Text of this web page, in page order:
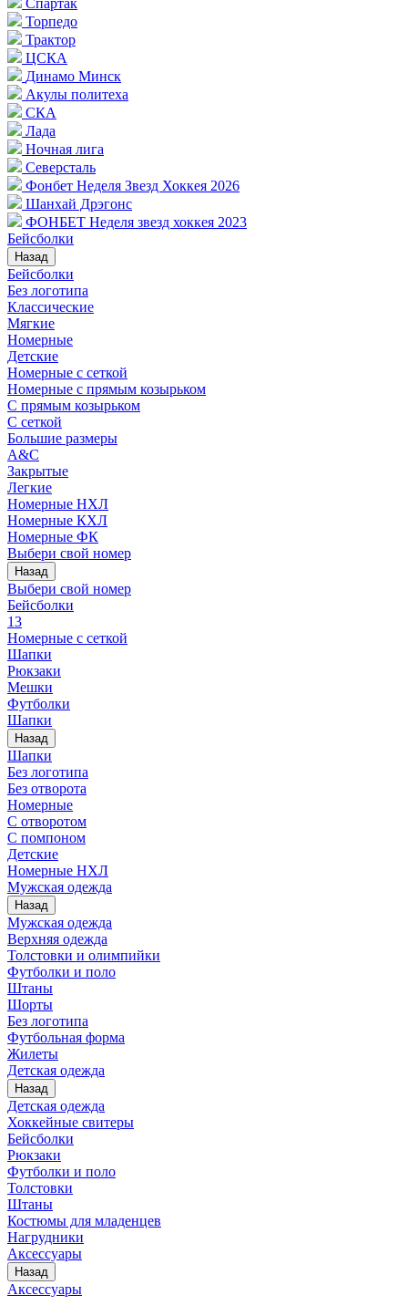
Спартак
Торпедо
Трактор
ЦСКА
Динамо Минск
Акулы политеха
СКА
Лада
Ночная лига
Северсталь
Фонбет Неделя Звезд Хоккея 2026
Шанхай Дрэгонс
ФОНБЕТ Неделя звезд хоккея 2023
Бейсболки
Назад
Бейсболки
Без логотипа
Классические
Мягкие
Номерные
Детские
Номерные с сеткой
Номерные с прямым козырьком
С прямым козырьком
С сеткой
Большие размеры
A&C
Закрытые
Легкие
Номерные НХЛ
Номерные КХЛ
Номерные ФК
Выбери свой номер
Назад
Выбери свой номер
Бейсболки
13
Номерные с сеткой
Шапки
Рюкзаки
Мешки
Футболки
Шапки
Назад
Шапки
Без логотипа
Без отворота
Номерные
С отворотом
С помпоном
Детские
Номерные НХЛ
Мужская одежда
Назад
Мужская одежда
Верхняя одежда
Толстовки и олимпийки
Футболки и поло
Штаны
Шорты
Без логотипа
Футбольная форма
Жилеты
Детская одежда
Назад
Детская одежда
Хоккейные свитеры
Бейсболки
Рюкзаки
Футболки и поло
Толстовки
Штаны
Костюмы для младенцев
Нагрудники
Аксессуары
Назад
Аксессуары